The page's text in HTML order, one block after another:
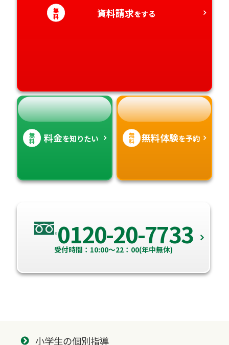
無
料 資料請求をする
無
料 料金を知りたい 無
料 無料体験を予約
0120-20-7733
受付時間：10:00～22：00(年中無休)
小学生の個別指導